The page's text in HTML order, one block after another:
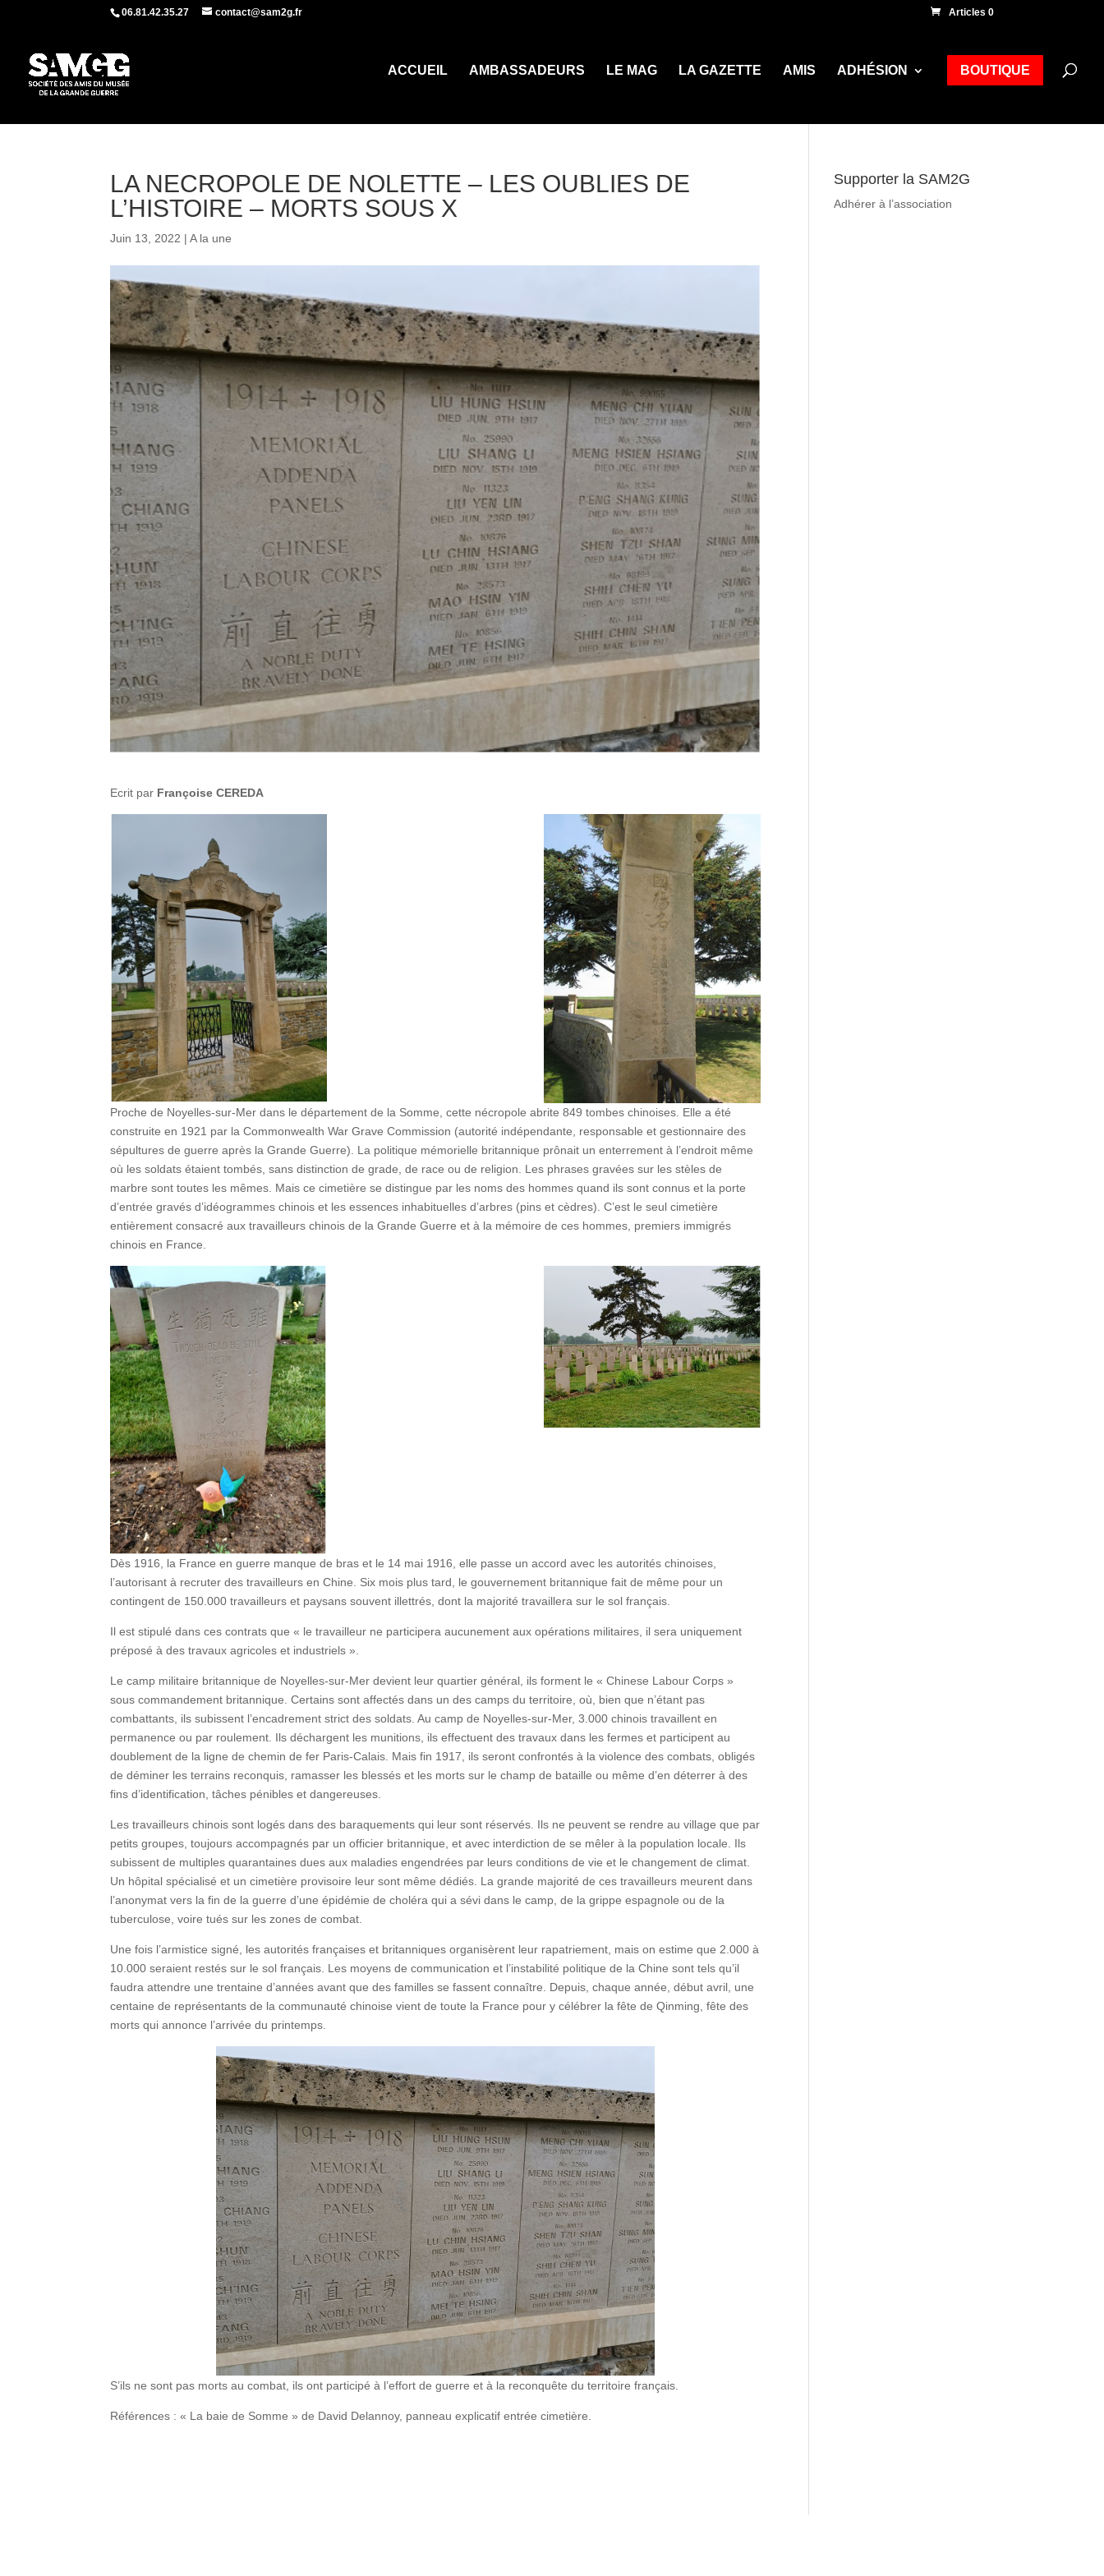
06.81.42.35.27 contact@sam2g.fr Articles 0
ACCUEIL AMBASSADEURS LE MAG LA GAZETTE AMIS ADHÉSION BOUTIQUE
LA NECROPOLE DE NOLETTE – LES OUBLIES DE
L’HISTOIRE – MORTS SOUS X
Juin 13, 2022 |A la une
Ecrit par Françoise CEREDA
Proche de Noyelles-sur-Mer dans le département de la Somme, cette nécropole abrite 849 tombes chinoises. Elle a été
construite en 1921 par la Commonwealth War Grave Commission (autorité indépendante, responsable et gestionnaire des
sépultures de guerre après la Grande Guerre). La politique mémorielle britannique prônait un enterrement à l’endroit même
où les soldats étaient tombés, sans distinction de grade, de race ou de religion. Les phrases gravées sur les stèles de
marbre sont toutes les mêmes. Mais ce cimetière se distingue par les noms des hommes quand ils sont connus et la porte
d’entrée gravés d’idéogrammes chinois et les essences inhabituelles d’arbres (pins et cèdres). C’est le seul cimetière
entièrement consacré aux travailleurs chinois de la Grande Guerre et à la mémoire de ces hommes, premiers immigrés
chinois en France.
Dès 1916, la France en guerre manque de bras et le 14 mai 1916, elle passe un accord avec les autorités chinoises,
l’autorisant à recruter des travailleurs en Chine. Six mois plus tard, le gouvernement britannique fait de même pour un
contingent de 150.000 travailleurs et paysans souvent illettrés, dont la majorité travaillera sur le sol français.
Il est stipulé dans ces contrats que « le travailleur ne participera aucunement aux opérations militaires, il sera uniquement
préposé à des travaux agricoles et industriels ».
Le camp militaire britannique de Noyelles-sur-Mer devient leur quartier général, ils forment le « Chinese Labour Corps »
sous commandement britannique. Certains sont affectés dans un des camps du territoire, où, bien que n’étant pas
combattants, ils subissent l’encadrement strict des soldats. Au camp de Noyelles-sur-Mer, 3.000 chinois travaillent en
permanence ou par roulement. Ils déchargent les munitions, ils effectuent des travaux dans les fermes et participent au
doublement de la ligne de chemin de fer Paris-Calais. Mais fin 1917, ils seront confrontés à la violence des combats, obligés
de déminer les terrains reconquis, ramasser les blessés et les morts sur le champ de bataille ou même d’en déterrer à des
fins d’identification, tâches pénibles et dangereuses.
Les travailleurs chinois sont logés dans des baraquements qui leur sont réservés. Ils ne peuvent se rendre au village que par
petits groupes, toujours accompagnés par un officier britannique, et avec interdiction de se mêler à la population locale. Ils
subissent de multiples quarantaines dues aux maladies engendrées par leurs conditions de vie et le changement de climat.
Un hôpital spécialisé et un cimetière provisoire leur sont même dédiés. La grande majorité de ces travailleurs meurent dans
l’anonymat vers la fin de la guerre d’une épidémie de choléra qui a sévi dans le camp, de la grippe espagnole ou de la
tuberculose, voire tués sur les zones de combat.
Une fois l’armistice signé, les autorités françaises et britanniques organisèrent leur rapatriement, mais on estime que 2.000 à
10.000 seraient restés sur le sol français. Les moyens de communication et l’instabilité politique de la Chine sont tels qu’il
faudra attendre une trentaine d’années avant que des familles se fassent connaître. Depuis, chaque année, début avril, une
centaine de représentants de la communauté chinoise vient de toute la France pour y célébrer la fête de Qinming, fête des
morts qui annonce l’arrivée du printemps.
S’ils ne sont pas morts au combat, ils ont participé à l’effort de guerre et à la reconquête du territoire français.
Références : « La baie de Somme » de David Delannoy, panneau explicatif entrée cimetière.
Supporter la SAM2G
Adhérer à l’association